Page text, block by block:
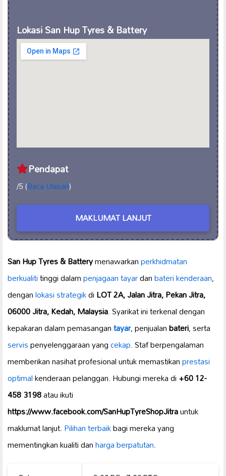
Lokasi San Hup Tyres & Battery
Pendapat
/5 (Baca Ulasan)
MAKLUMAT LANJUT
San Hup Tyres & Batterymenawarkanperkhidmatan
berkualititinggi dalampenjagaan tayardanbateri kenderaan,
denganlokasi strategikdiLOT 2A, Jalan Jitra, Pekan Jitra,
06000 Jitra, Kedah, Malaysia. Syarikat ini terkenal dengan
kepakaran dalam pemasangantayar, penjualanbateri, serta
servispenyelenggaraan yangcekap. Staf berpengalaman
memberikan nasihat profesional untuk memastikanprestasi
optimalkenderaan pelanggan. Hubungi mereka di+60 12-
458 3198atau ikuti
https://www.facebook.com/SanHupTyreShopJitrauntuk
maklumat lanjut.Pilihan terbaikbagi mereka yang
mementingkan kualiti danharga berpatutan.